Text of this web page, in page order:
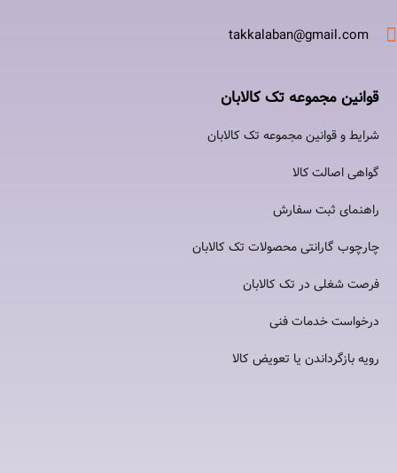
takkalaban@gmail.com
قوانین مجموعه تک کالابان
شرایط و قوانین مجموعه تک کالابان
گواهی اصالت كالا
راهنمای ثبت سفارش
چارچوب گارانتی محصولات تک کالابان
فرصت شغلی در تک کالابان
درخواست خدمات فنی
رویه بازگرداندن یا تعویض کالا